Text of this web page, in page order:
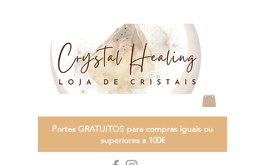
Portes GRATUITOS para compras iguais ou
superiores a 100€